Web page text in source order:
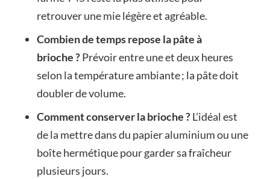
retrouver une mie légère et agréable.
Combien de temps repose la pâte à
brioche ?Prévoir entre une et deux heures
selon la température ambiante ; la pâte doit
doubler de volume.
Comment conserver la brioche ?L’idéal est
de la mettre dans du papier aluminium ou une
boîte hermétique pour garder sa fraîcheur
plusieurs jours.